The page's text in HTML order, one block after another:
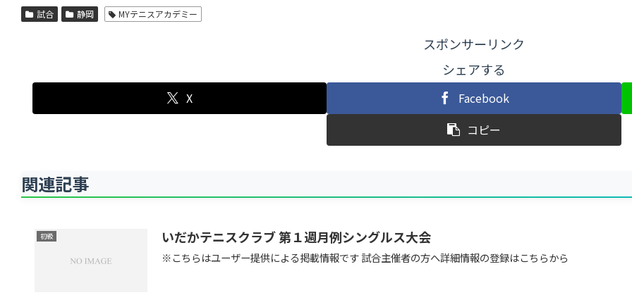
試合 静岡 MYテニスアカデミー
スポンサーリンク
シェアする
X
Facebook
コピー
関連記事
初級 いだかテニスクラブ 第１週月例シングルス大会
※こちらはユーザー提供による掲載情報です 試合主催者の方へ詳細情報の登録はこちらから